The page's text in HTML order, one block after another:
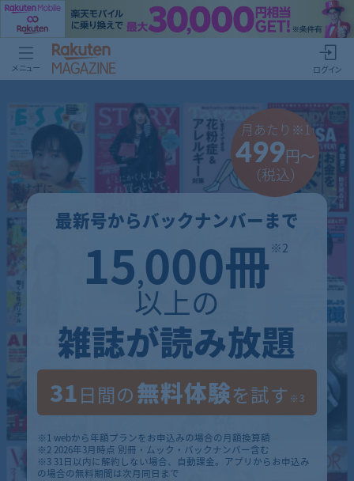
メニュー ログイン
月あたり ※1
499円～
（税込）
最新号からバックナンバーまで
15,000冊※2
以上の
雑誌が読み放題
31日間の無料体験を試す ※3
※1 webから年額プランをお申込みの場合の月額換算額
※2 2026年3月時点 別冊・ムック・バックナンバー含む
※3 31日以内に解約しない場合、自動課金。アプリからお申込み
の場合の無料期間は次月同日まで